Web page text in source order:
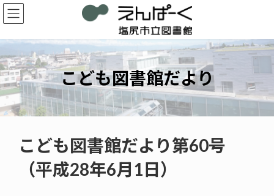
コ
ン
ン
ツ
へ
ス
キ
ッ
プ
ナ
ビ
ー
シ
ョ
ン
に
移
動
こども図書館だより
こども図書館だより第60号
（平成28年6月1日）